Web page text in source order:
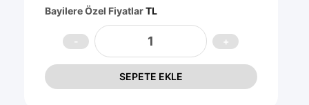
Bayilere Özel FiyatlarTL
SEPETE EKLE